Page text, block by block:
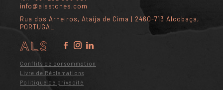
info@alsstones.com
Rua dos Arneiros, Ataíja de Cima | 2460-713 Alcobaça,
PORTUGAL
Conflits de consommation
Livre de Réclamations
Politique de privacité